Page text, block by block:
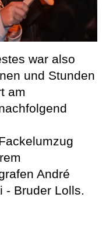
war also
und Stunden
am
André
- Bruder Lolls.